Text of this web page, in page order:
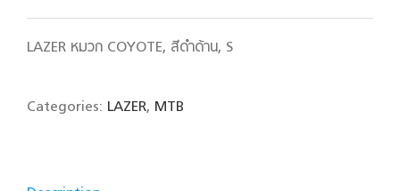
LAZER หมวก COYOTE, สีดำด้าน, S
Categories: LAZER, MTB